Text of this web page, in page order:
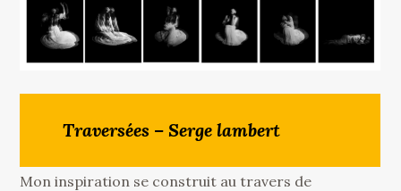
Traversées – Serge lambert
Mon inspiration se construit au travers de